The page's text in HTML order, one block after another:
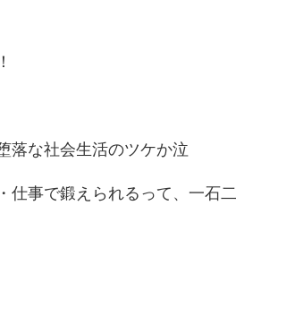
落な社会生活のツケか泣
仕事で鍛えられるって、一石二